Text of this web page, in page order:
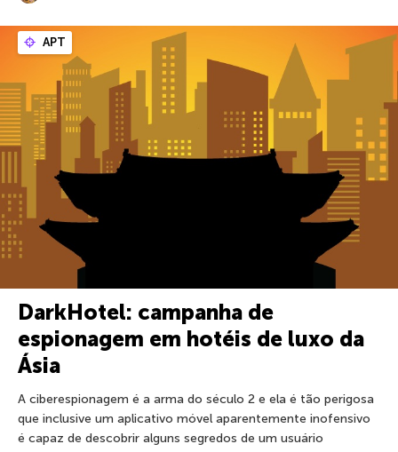
APT
DarkHotel: campanha de
espionagem em hotéis de luxo da
Ásia
A ciberespionagem é a arma do século 2 e ela é tão perigosa
que inclusive um aplicativo móvel aparentemente inofensivo
é capaz de descobrir alguns segredos de um usuário